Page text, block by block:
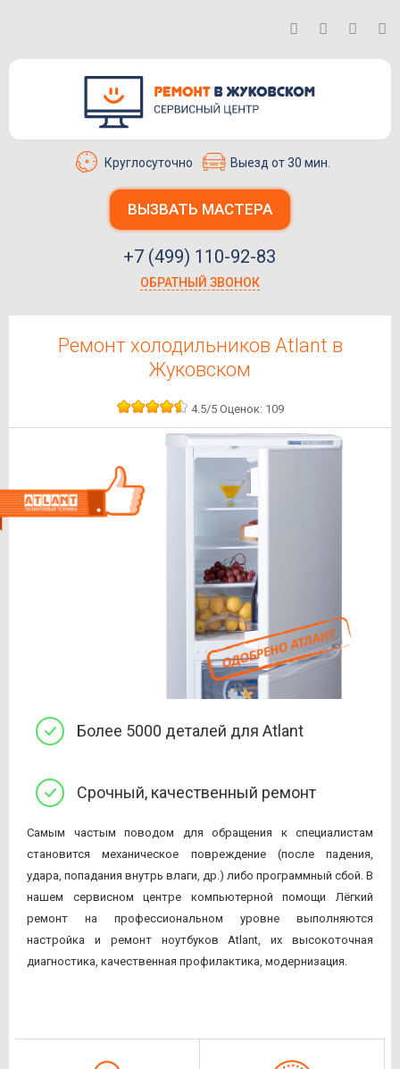
Круглосуточно Выезд от 30 мин.
ВЫЗВАТЬ МАСТЕРА
+7 (499) 110-92-83
ОБРАТНЫЙ ЗВОНОК
Ремонт холодильников Atlant в
Жуковском
4.5/5 Оценок: 109
Более 5000 деталей для Atlant
Срочный, качественный ремонт
Самым частым поводом для обращения к специалистам
становится механическое повреждение (после падения,
удара, попадания внутрь влаги, др.) либо программный сбой. В
нашем сервисном центре компьютерной помощи Лёгкий
ремонт на профессиональном уровне выполняются
настройка и ремонт ноутбуков Atlant, их высокоточная
диагностика, качественная профилактика, модернизация.